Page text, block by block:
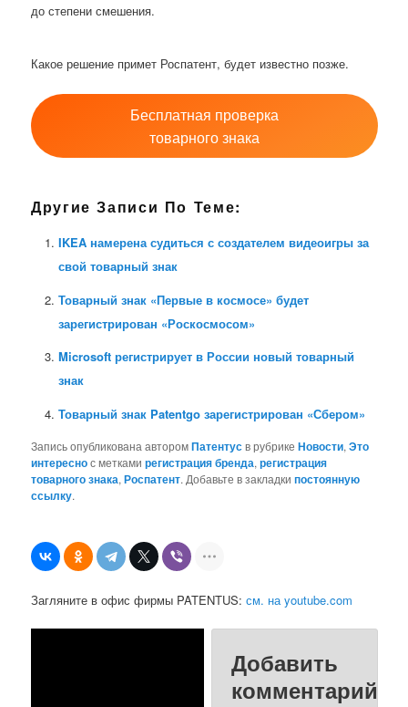
до степени смешения.
Какое решение примет Роспатент, будет известно позже.
Бесплатная проверка
товарного знака
Другие Записи По Теме:
IKEA намерена судиться с создателем видеоигры за
свой товарный знак
Товарный знак «Первые в космосе» будет
зарегистрирован «Роскосмосом»
Microsoft регистрирует в России новый товарный
знак
Товарный знак Patentgo зарегистрирован «Сбером»
Запись опубликована авторомПатентусв рубрикеНовости,Это
интереснос меткамирегистрация бренда,регистрация
товарного знака,Роспатент. Добавьте в закладкипостоянную
ссылку.
Загляните в офис фирмы PATENTUS:см. на youtube.com
Добавить
комментарий